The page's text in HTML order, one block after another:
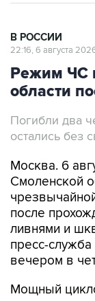
В РОССИИ
22:16, 6 августа
Режим ЧС
области
Погибли два
остались без
Москва. 6
Смоленской
после
ливнями и
пресс-служба
вечером в
Мощный